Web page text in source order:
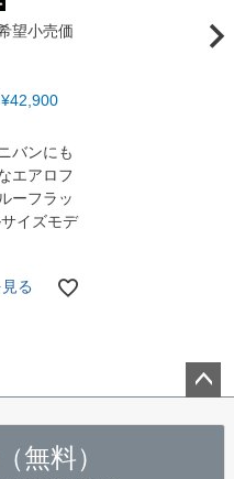
望小売価
¥42,900
バンにも
エアロフ
ーフラッ
イズモデ
る
無料）